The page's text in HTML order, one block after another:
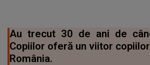
Au trecut 30 de ani de
Copiilor oferă un viitor
România.